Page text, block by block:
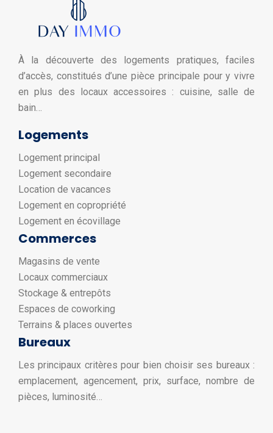
À la découverte des logements pratiques, faciles
d’accès, constitués d’une pièce principale pour y vivre
en plus des locaux accessoires : cuisine, salle de
bain…
Logements
Logement principal
Logement secondaire
Location de vacances
Logement en copropriété
Logement en écovillage
Commerces
Magasins de vente
Locaux commerciaux
Stockage & entrepôts
Espaces de coworking
Terrains & places ouvertes
Bureaux
Les principaux critères pour bien choisir ses bureaux :
emplacement, agencement, prix, surface, nombre de
pièces, luminosité…